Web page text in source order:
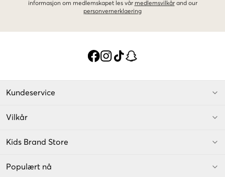
informasjon om medlemskapet les vår medlemsvilkår and our
personvernerklaering
Kundeservice
Vilkår
Kids Brand Store
Populært nå